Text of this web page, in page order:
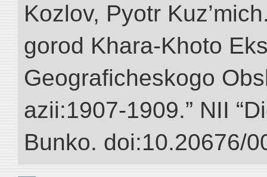
Kozlov, Pyotr
gorod Khara-Khoto
Geograficheskogo
azii:1907-1909.” NII
Bunko. doi:10.20676/